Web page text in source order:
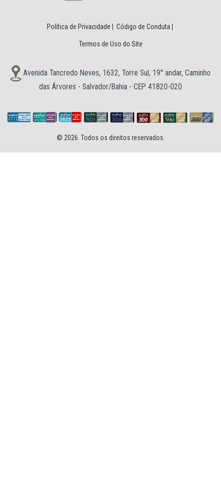
Política de Privacidade Código de Conduta
Termos de Uso do Site
Avenida Tancredo Neves, 1632, Torre Sul, 19° andar, Caminho
das Árvores - Salvador/Bahia - CEP 41820-020
© 2026. Todos os direitos reservados.